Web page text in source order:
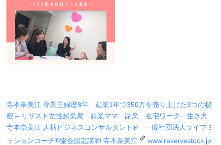
寺本奈美江 専業主婦歴8年、起業1年で350万を売り上げた3つの秘
密 – リザスト女性起業家 起業ママ 副業 在宅ワーク 生き方
寺本奈美江 人柄ビジネスコンサルタント® 一般社団法人ライフミ
ッションコーチ®協会認定講師 寺本奈美江
www.reservestock.jp